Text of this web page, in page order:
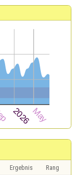
Ergebnis
Rang